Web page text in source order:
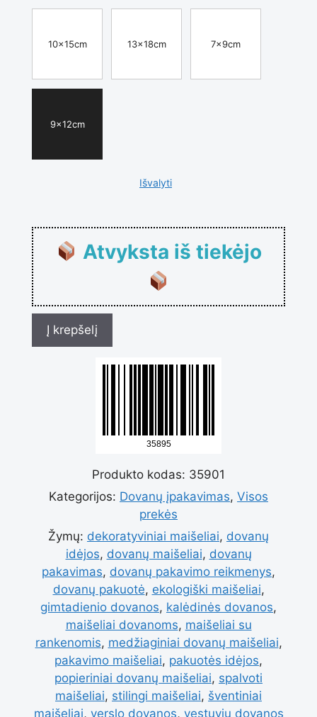
10x15cm 13x18cm 7x9cm
9x12cm
Išvalyti
Atvyksta iš tiekėjo
Į krepšelį
Produkto kodas: 35901
Kategorijos: Dovanų įpakavimas, Visos
prekės
Žymų: dekoratyviniai maišeliai, dovanų
idėjos, dovanų maišeliai, dovanų
pakavimas, dovanų pakavimo reikmenys,
dovanų pakuotė, ekologiški maišeliai,
gimtadienio dovanos, kalėdinės dovanos,
maišeliai dovanoms, maišeliai su
rankenomis, medžiaginiai dovanų maišeliai,
pakavimo maišeliai, pakuotės idėjos,
popieriniai dovanų maišeliai, spalvoti
maišeliai, stilingi maišeliai, šventiniai
maišeliai, verslo dovanos, vestuvių dovanos